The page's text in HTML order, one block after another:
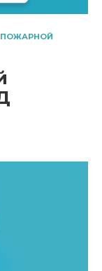
ПОЖАРНОЙ